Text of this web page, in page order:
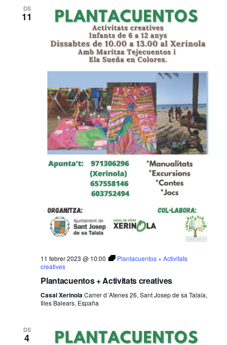
DS
11
11 febrer 2023 @ 10:00
Plantacuentos + Activitats
creatives
Plantacuentos + Activitats creatives
Casal XerinolaCarrer d´Atenes 26, Sant Josep de sa Talaia,
Illes Balears, España
DS
4